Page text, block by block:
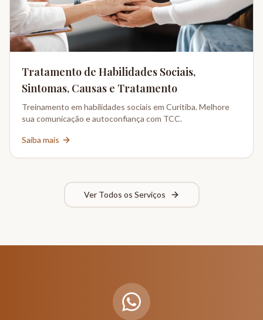
Tratamento de Habilidades Sociais,
Sintomas, Causas e Tratamento
Treinamento em habilidades sociais em Curitiba. Melhore
sua comunicação e autoconfiança com TCC.
Saiba mais
Ver Todos os Serviços